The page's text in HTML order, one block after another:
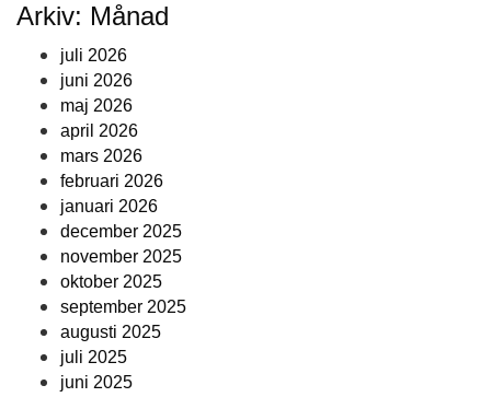
Arkiv: Månad
juli 2026
juni 2026
maj 2026
april 2026
mars 2026
februari 2026
januari 2026
december 2025
november 2025
oktober 2025
september 2025
augusti 2025
juli 2025
juni 2025